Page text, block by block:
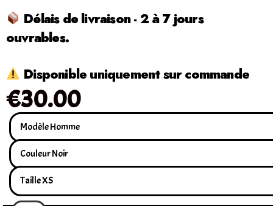
Délais de livraison - 2 à 7 jours
ouvrables.
Disponible uniquement sur commande
€30.00